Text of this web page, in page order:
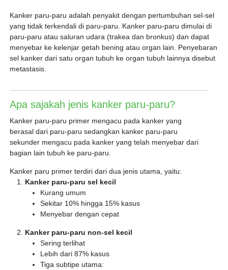
Pusat Kesehatan
Minta Janji Temu Pasien Internasional
Kanker paru-paru adalah penyakit dengan pertumbuhan sel-sel
yang tidak terkendali di paru-paru. Kanker paru-paru dimulai di
paru-paru atau saluran udara (trakea dan bronkus) dan dapat
menyebar ke kelenjar getah bening atau organ lain. Penyebaran
sel kanker dari satu organ tubuh ke organ tubuh lainnya disebut
metastasis.
Apa sajakah jenis kanker paru-paru?
Kanker paru-paru primer mengacu pada kanker yang
berasal dari paru-paru sedangkan kanker paru-paru
sekunder mengacu pada kanker yang telah menyebar dari
bagian lain tubuh ke paru-paru.
Kanker paru primer terdiri dari dua jenis utama, yaitu:
Kanker paru-paru sel kecil
Kurang umum
Sekitar 10% hingga 15% kasus
Menyebar dengan cepat
Kanker paru-paru non-sel kecil
Sering terlihat
Lebih dari 87% kasus
Tiga subtipe utama: